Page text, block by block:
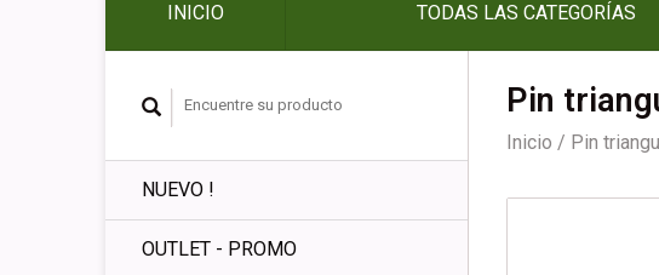
INICIO TODAS LAS CATEGORÍAS
NUEVO !
OUTLET - PROMO
Pin
Inicio / Pin